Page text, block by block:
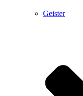
Geister